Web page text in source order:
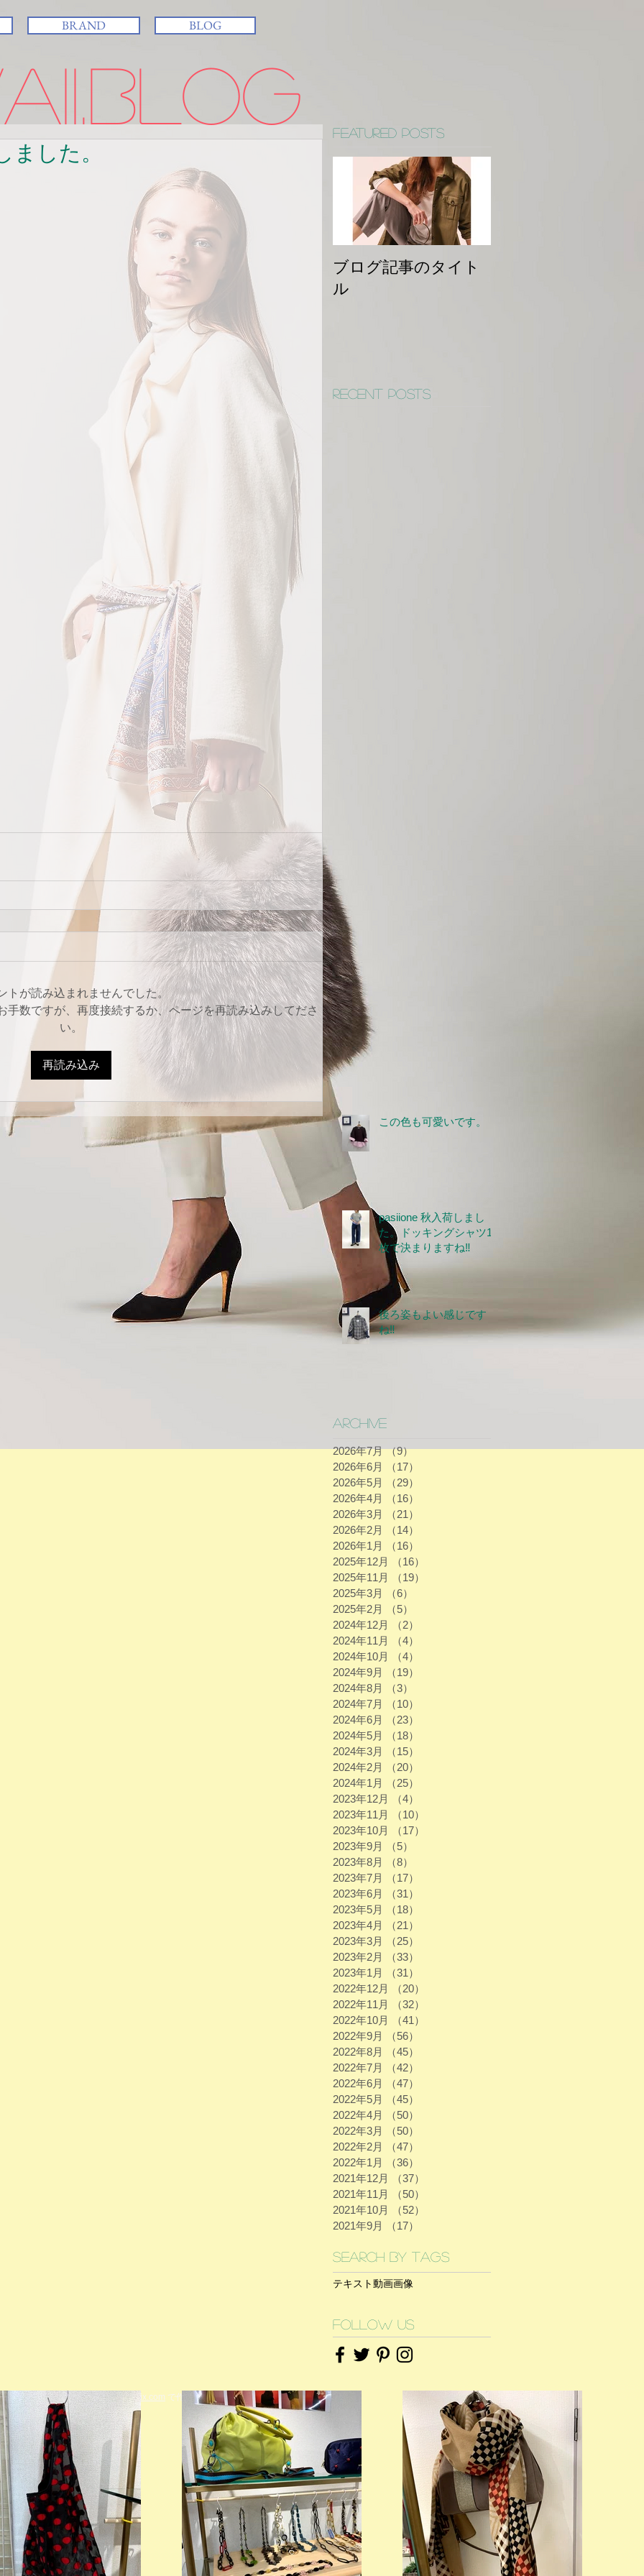
BRAND BLOG
した。
トが読み込まれませんでした。
手数ですが、再度接続するか、ページを再読み込みしてださ
い。
再読み込み
Featured Posts
ブログ記事のタイト
ル
Recent Posts
この色も可愛いです。
pasiione 秋入荷しまし
た。ドッキングシャツ1
枚で決まりますね‼
後ろ姿もよい感じです
ね‼
Archive
2026年7月 （9）9件の記事
2026年6月
（17）
2026年5月
（29）
2026年4月
（16）
2026年3月
（21）
2026年2月
（14）
2026年1月
（16）
2025年12月
（16）
2025年11月
（19）
2025年3月
（6）
2025年2月
（5）
2024年12月
（2）
2024年11月
（4）
2024年10月
（4）
2024年9月
（19）
2024年8月
（3）
2024年7月
（10）
2024年6月
（23）
2024年5月
（18）
2024年3月
（15）
2024年2月
（20）
2024年1月
（25）
2023年12月
（4）
2023年11月
（10）
2023年10月
（17）
2023年9月
（5）
2023年8月
（8）
2023年7月
（17）
2023年6月
（31）
2023年5月
（18）
2023年4月
（21）
2023年3月
（25）
2023年2月
（33）
2023年1月
（31）
2022年12月
（20）
2022年11月
（32）
2022年10月
（41）
2022年9月
（56）
2022年8月
（45）
2022年7月
（42）
2022年6月
（47）
2022年5月
（45）
2022年4月
（50）
2022年3月
（50）
2022年2月
（47）
2022年1月
（36）
2021年12月
（37）
2021年11月
（50）
2021年10月
（52）
2021年9月
（17）
Search By Tags
テキスト動画画像
Follow Us
© 2023 著作権表示の例 - Wix.com で作成されたホームページです